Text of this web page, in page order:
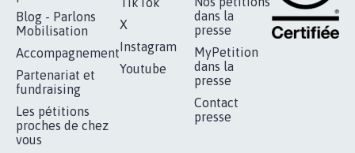
Blog - Parlons
Mobilisation
Accompagnement
Partenariat et
fundraising
Les pétitions
proches de chez
vous
X
Instagram
Youtube
dans la
presse
MyPetition
dans la
presse
Contact
presse